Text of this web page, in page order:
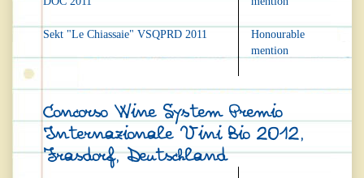
Sekt "Le Chiassaie" VSQPRD 2011
Honourable
mention
Concorso Wine System Premio
Internazionale Vini Bio 2012,
Frasdorf, Deutschland